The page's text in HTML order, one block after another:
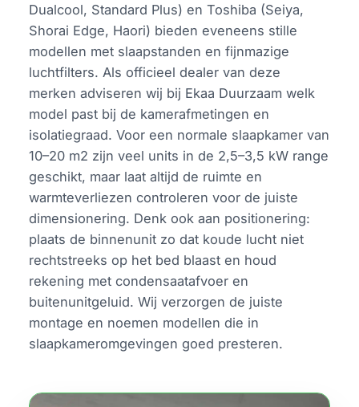
Dualcool, Standard Plus) en Toshiba (Seiya,
Shorai Edge, Haori) bieden eveneens stille
modellen met slaapstanden en fijnmazige
luchtfilters. Als officieel dealer van deze
merken adviseren wij bij Ekaa Duurzaam welk
model past bij de kamerafmetingen en
isolatiegraad. Voor een normale slaapkamer van
10–20 m2 zijn veel units in de 2,5–3,5 kW range
geschikt, maar laat altijd de ruimte en
warmteverliezen controleren voor de juiste
dimensionering. Denk ook aan positionering:
plaats de binnenunit zo dat koude lucht niet
rechtstreeks op het bed blaast en houd
rekening met condensaatafvoer en
buitenunitgeluid. Wij verzorgen de juiste
montage en noemen modellen die in
slaapkameromgevingen goed presteren.